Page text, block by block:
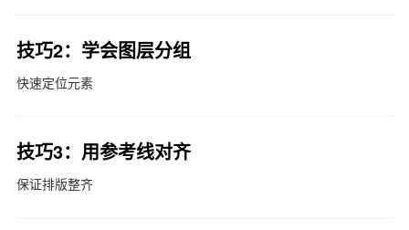
技巧2：学会图层分组
快速定位元素
技巧3：用参考线对齐
保证排版整齐